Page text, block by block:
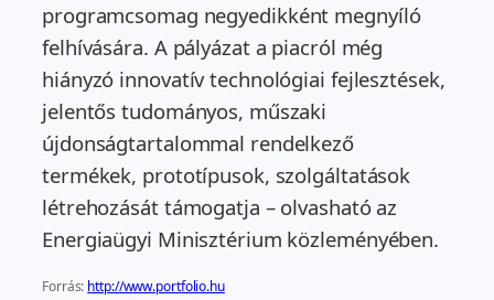
programcsomag negyedikként megnyíló
felhívására. A pályázat a piacról még
hiányzó innovatív technológiai fejlesztések,
jelentős tudományos, műszaki
újdonságtartalommal rendelkező
termékek, prototípusok, szolgáltatások
létrehozását támogatja – olvasható az
Energiaügyi Minisztérium közleményében.
Forrás: http://www.portfolio.hu